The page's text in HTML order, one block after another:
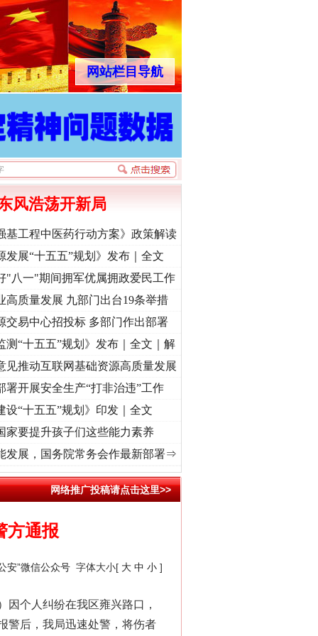
网站栏目导航
进复兴征程丨“转折之城”激荡..·[视频]牢记初心使命 奋进复兴征程丨红船起航处 潮
风浩荡开新局
基工程中医药行动方案》政策解读
发展“十五五”规划》发布｜全文
"八一"期间拥军优属拥政爱民工作
高质量发展 九部门出台19条举措
交易中心招投标 多部门作出部署
测“十五五”规划》发布｜全文｜解
见推动互联网基础资源高质量发展
署开展安全生产“打非治违”工作
设“十五五”规划》印发｜全文
家要提升孩子们这些能力素养
发展，国务院常务会作最新部署⇒
网络推广投稿请点击这里>>
方通报
安”微信公众号 字体大小[ 大 中 小 ]
个人纠纷在我区雍兴路口，
警后，我局迅速处警，将伤者